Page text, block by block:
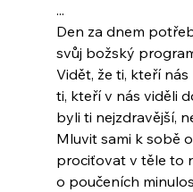
...
Den za dnem
svůj božský
Vidět, že ti, kteří
ti, kteří v nás viděli
byli ti nejzdravější,
Mluvit sami k sobě
prociťovat v těle to
o poučeních